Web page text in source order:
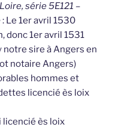
série 5E121 –
: Le 1er avril 1530
donc 1er avril 1531
notre sire à Angers en
notaire Angers)
hommes et
licencié ès loix
licencié ès loix